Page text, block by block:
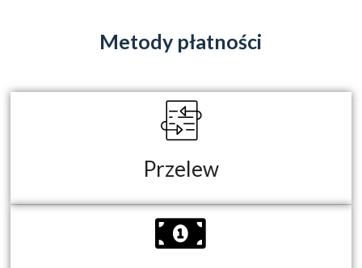
Metody płatności
Przelew